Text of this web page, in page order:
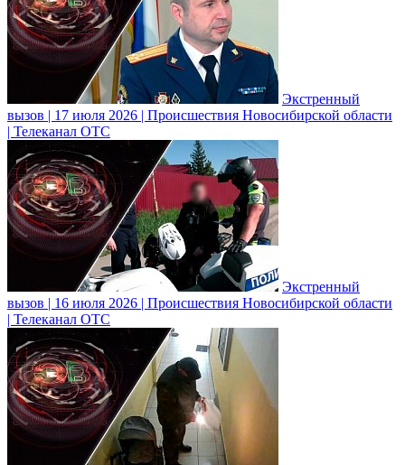
Экстренный
вызов | 17 июля 2026 | Происшествия Новосибирской области
| Телеканал ОТС
Экстренный
вызов | 16 июля 2026 | Происшествия Новосибирской области
| Телеканал ОТС